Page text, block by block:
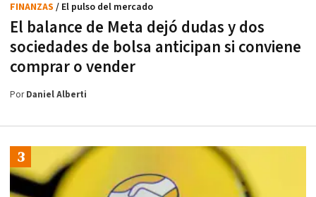
El balance de Meta dejó dudas y dos
sociedades de bolsa anticipan si conviene
comprar o vender
FINANZAS / El pulso del mercado
PorDaniel Alberti